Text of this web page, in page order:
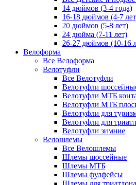
14 дюймов (3-4 года)
16-18 дюймов (4-7
20 дюймов (5-8 лет)
24 дюйма (7-11 лет)
26-27 дюймов (10-16
Велоформа
Все Велоформа
Велотуфли
Все Велотуфли
Велотуфли
Велотуфли МТБ
Велотуфли МТБ
Велотуфли для
Велотуфли для
Велотуфли зимние
Велошлемы
Все Велошлемы
Шлемы шоссейные
Шлемы МТБ
Шлемы фулфейсы
Шлемы для триатлона